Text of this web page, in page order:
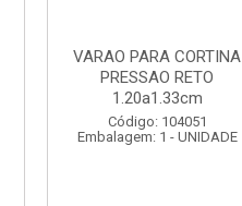
VARAO PARA CORTINA
PRESSAO RETO
1.50a1.63cm
Código: 104078
Embalagem: 1 - UNIDADE